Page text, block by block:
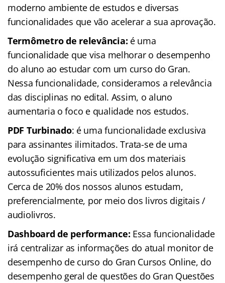
moderno ambiente de estudos e diversas
funcionalidades que vão acelerar a sua aprovação.
Termômetro de relevância: é uma
funcionalidade que visa melhorar o desempenho
do aluno ao estudar com um curso do Gran.
Nessa funcionalidade, consideramos a relevância
das disciplinas no edital. Assim, o aluno
aumentaria o foco e qualidade nos estudos.
PDF Turbinado: é uma funcionalidade exclusiva
para assinantes ilimitados. Trata-se de uma
evolução significativa em um dos materiais
autossuficientes mais utilizados pelos alunos.
Cerca de 20% dos nossos alunos estudam,
preferencialmente, por meio dos livros digitais /
audiolivros.
Dashboard de performance: Essa funcionalidade
irá centralizar as informações do atual monitor de
desempenho de curso do Gran Cursos Online, do
desempenho geral de questões do Gran Questões